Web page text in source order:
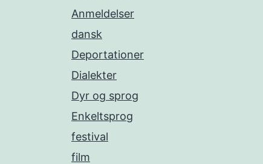
Anmeldelser
dansk
Deportationer
Dialekter
Dyr og sprog
Enkeltsprog
festival
film